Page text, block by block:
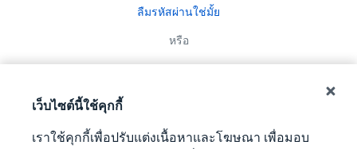
เว็บไซต์นี้ใช้คุกกี้
เราใช้คุกกี้เพื่อปรับแต่งเนื้อหาและโฆษณา เพื่อมอบ
ลืมรหัสผ่านใช่มั้ย
หรือ